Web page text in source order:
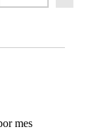
mes